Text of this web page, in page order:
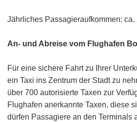
Jährliches Passagieraufkommen: ca.
An- und Abreise vom Flughafen
Für eine sichere Fahrt zu Ihrer
ein Taxi ins Zentrum der Stadt zu
über 700 autorisierte Taxen zur
Flughafen anerkannte Taxen, diese
dürfen Passagiere an den Terminals